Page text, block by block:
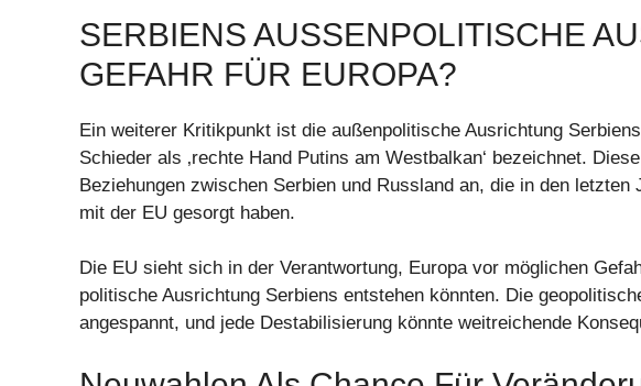
SERBIENS AUSSENPOLITISCHE
EFAHR FÜR EUROPA?
Ein weiterer Kritikpunkt ist die außenpolitische Ausrichtung
Schieder als ‚rechte Hand Putins am Westbalkan‘ bezeichnet.
Beziehungen zwischen Serbien und Russland an, die in den letzten
mit der EU gesorgt haben.
Die EU sieht sich in der Verantwortung, Europa vor möglichen
politische Ausrichtung Serbiens entstehen könnten. Die
angespannt, und jede Destabilisierung könnte weitreichende